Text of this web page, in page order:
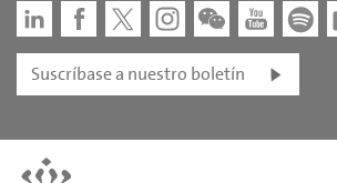
Suscríbase a nuestro boletín